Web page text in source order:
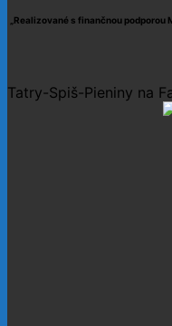
„Realizované s finančnou
Tatry-Spiš-Pieniny na